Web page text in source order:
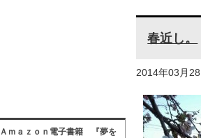
春近し。
2014年03月28
Ａｍａｚｏｎ電子書籍 『夢を